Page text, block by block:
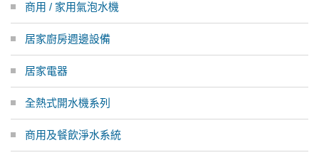
商用 / 家用氣泡水機
居家廚房週邊設備
居家電器
全熱式開水機系列
商用及餐飲淨水系統